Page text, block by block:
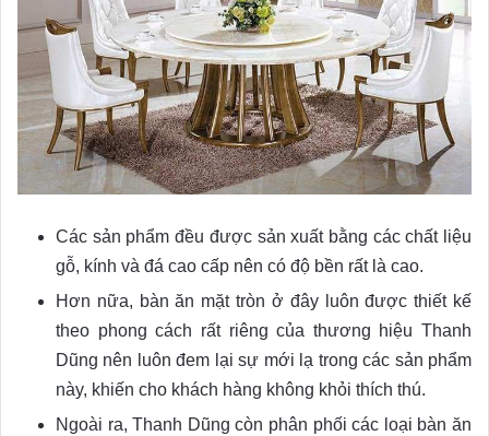
Các sản phẩm đều được sản xuất bằng các chất liệu
gỗ, kính và đá cao cấp nên có độ bền rất là cao.
Hơn nữa, bàn ăn mặt tròn ở đây luôn được thiết kế
theo phong cách rất riêng của thương hiệu Thanh
Dũng nên luôn đem lại sự mới lạ trong các sản phẩm
này, khiến cho khách hàng không khỏi thích thú.
Ngoài ra, Thanh Dũng còn phân phối các loại bàn ăn